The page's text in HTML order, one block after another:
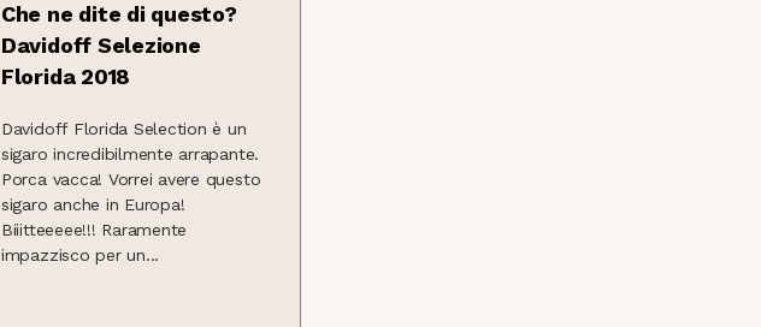
Che ne dite di questo?
Davidoff Selezione
Florida 2018
Davidoff Florida Selection è un
sigaro incredibilmente arrapante.
Porca vacca! Vorrei avere questo
sigaro anche in Europa!
Biiitteeeee!!! Raramente
impazzisco per un...